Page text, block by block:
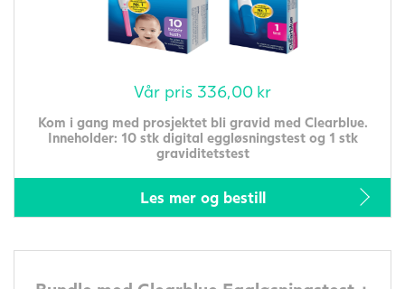
Vår pris 336,00 kr
Kom i gang med prosjektet bli gravid med Clearblue.
Inneholder: 10 stk digital eggløsningstest og 1 stk
graviditetstest
Les mer og bestill